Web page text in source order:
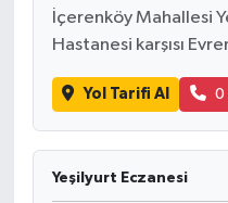
İçerenköy Mahallesi
Hastanesi karşısı
Yol Tarifi Al 0
Yeşilyurt Eczanesi